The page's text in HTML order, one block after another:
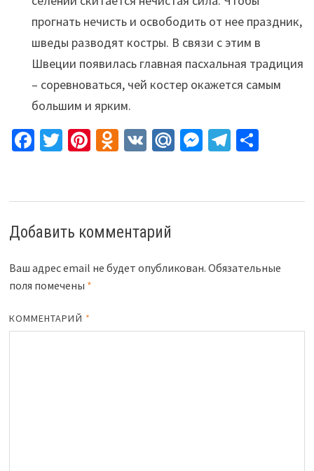
прогнать нечисть и освободить от нее праздник,
шведы разводят костры. В связи с этим в
Швеции появилась главная пасхальная традиция
– соревноваться, чей костер окажется самым
большим и ярким.
Fa
o
o
T
er
Pi
es
t
O
o
kl
sn
V M
R
M
n
Te
a
О
р
и
Добавить комментарий
Ваш адрес email не будет опубликован. Обязательные
поля помечены *
КОММЕНТАРИЙ *